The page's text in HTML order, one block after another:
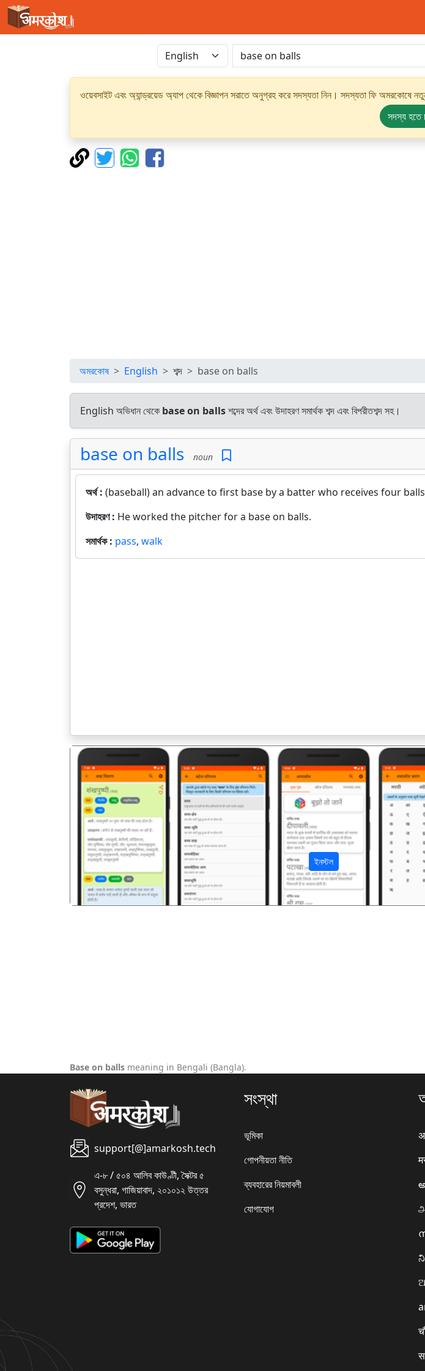
ওয়েবসাইট এবং অ্যান্ড্রয়েড অ্যাপ থেকে বিজ্ঞাপন সরাতে অনুগ্রহ করে সদস্যতা নিন। সদস্যতা ফি অমরকোষে
সদস্য হতে
অমরকোষ English শব্দ base on balls
English অভিধান থেকে base on ballsশব্দের অর্থ এবং উদাহরণ সমার্থক শব্দ এবং বিপরীতশব্দ সহ।
base on balls noun
অর্থ : (baseball) an advance to first base by a batter who receives four
উদাহরণ : He worked the pitcher for a base on balls.
সমার্থক : pass, walk
ইনস্টল
पिछला
Base on balls meaning in Bengali (Bangla).
support[@]amarkosh.tech
এ-৮ / ৫০৪ আলিব কাউণ্টী, সৈক্টর ৫
বসুন্ধরা, গাজিয়াবাদ, ২০১০১২ উত্তর
প্রদেশ, ভারত
সংস্থা
ভূমিকা
গোপনীয়তা নীতি
ব্যবহারের নিয়মাবলী
যোগাযোগ